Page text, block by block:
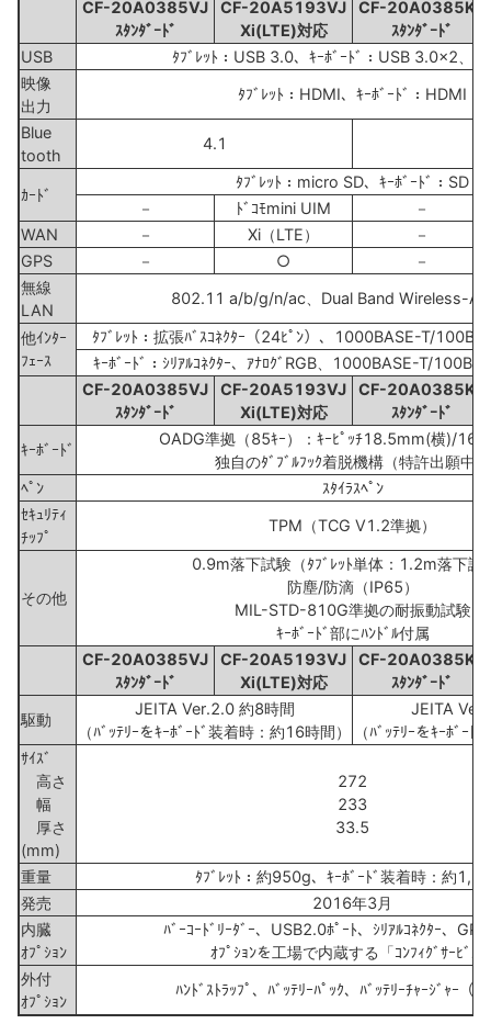
CF-20A0385VJ
ｽﾀﾝﾀﾞｰﾄﾞ
CF-20A5193VJ
Xi(LTE)対応
CF-20A0385KJ
ｽﾀﾝﾀﾞｰﾄﾞ
USB
ﾀﾌﾞﾚｯﾄ：USB 3.0、ｷｰﾎﾞｰﾄﾞ：USB 3.0x2、
映像
出力
ﾀﾌﾞﾚｯﾄ：HDMI、ｷｰﾎﾞｰﾄﾞ：HDMI
Blue
tooth
4.1
ｶｰﾄﾞ
ﾀﾌﾞﾚｯﾄ：micro SD、ｷｰﾎﾞｰﾄﾞ：SD
－
ﾄﾞｺﾓmini UIM
－
WAN
－ Xi（LTE）
－
GPS
－ ○
－
無線
LAN
802.11 a/b/g/n/ac、Dual Band Wireless-
他ｲﾝﾀｰ
ﾌｪｰｽ
ﾀﾌﾞﾚｯﾄ：拡張ﾊﾞｽｺﾈｸﾀｰ（24ﾋﾟﾝ）、1000BASE-T/
ｷｰﾎﾞｰﾄﾞ：ｼﾘｱﾙｺﾈｸﾀｰ、ｱﾅﾛｸﾞRGB、1000BASE-T/
CF-20A0385VJ
ｽﾀﾝﾀﾞｰﾄﾞ
CF-20A5193VJ
Xi(LTE)対応
CF-20A0385KJ
ｽﾀﾝﾀﾞｰﾄﾞ
ｷｰﾎﾞｰﾄﾞ
OADG準拠（85ｷｰ）：ｷｰﾋﾟｯﾁ18.5mm(横)/
独自のﾀﾞﾌﾞﾙﾌｯｸ着脱機構（特許出願中）
ﾍﾟﾝ
ｽﾀｲﾗｽﾍﾟﾝ
ｾｷｭﾘﾃｨ
ﾁｯﾌﾟ
TPM（TCG V1.2準拠）
その他
0.9m落下試験（ﾀﾌﾞﾚｯﾄ単体：1.2m落下試
防塵/防滴（IP65）
MIL-STD-810G準拠の耐振動試験
ｷｰﾎﾞｰﾄﾞ部にﾊﾝﾄﾞﾙ付属
CF-20A0385VJ
ｽﾀﾝﾀﾞｰﾄﾞ
CF-20A5193VJ
Xi(LTE)対応
CF-20A0385KJ
ｽﾀﾝﾀﾞｰﾄﾞ
駆動
JEITA Ver.2.0 約8時間
（ﾊﾞｯﾃﾘｰをｷｰﾎﾞｰﾄﾞ装着時：約16時間）
JEITA
（ﾊﾞｯﾃﾘｰをｷｰﾎﾞｰ
ｻｲｽﾞ
高さ
幅
厚さ
(mm)
272
233
33.5
重量
ﾀﾌﾞﾚｯﾄ：約950g、ｷｰﾎﾞｰﾄﾞ装着時：約
発売
2016年3月
内臓
ｵﾌﾟｼｮﾝ
ﾊﾞｰｺｰﾄﾞﾘｰﾀﾞｰ、USB2.0ﾎﾟｰﾄ、ｼﾘｱﾙｺﾈｸﾀｰ、
ｵﾌﾟｼｮﾝを工場で内蔵する「ｺﾝﾌｨｸﾞｻｰﾋﾞｽ
外付
ｵﾌﾟｼｮﾝ
ﾊﾝﾄﾞｽﾄﾗｯﾌﾟ、ﾊﾞｯﾃﾘｰﾊﾟｯｸ、ﾊﾞｯﾃﾘｰﾁｬｰｼﾞｬｰ（4